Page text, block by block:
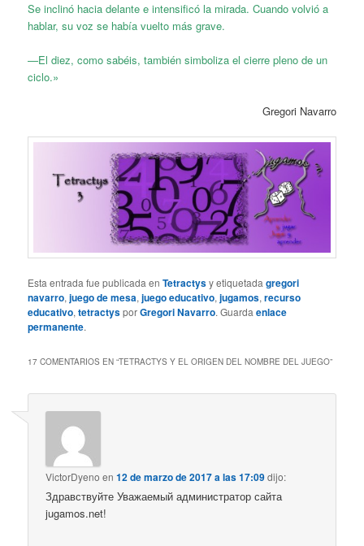
Se inclinó hacia delante e intensificó la mirada. Cuando volvió a
hablar, su voz se había vuelto más grave.
—El diez, como sabéis, también simboliza el cierre pleno de un
ciclo.»
Gregori Navarro
Esta entrada fue publicada enTetractysy etiquetadagregori
navarro,juego de mesa,juego educativo,jugamos,recurso
educativo,tetractysporGregori Navarro. Guardaenlace
permanente.
17 COMENTARIOS EN “TETRACTYS Y EL ORIGEN DEL NOMBRE DEL JUEGO”
VictorDyeno en12 de marzo de 2017 a las 17:09dijo:
Здравствуйте Уважаемый администратор сайта
jugamos.net!